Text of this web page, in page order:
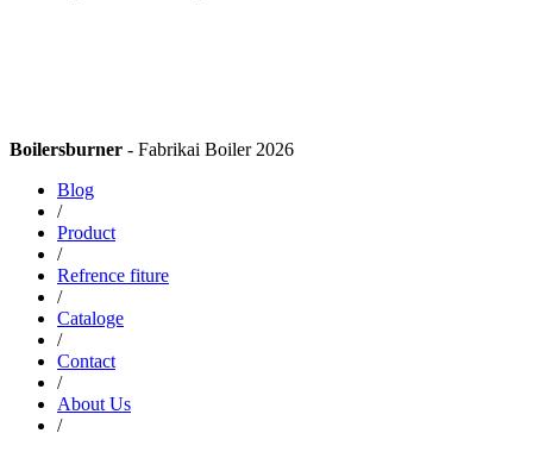
Boilersburner - Fabrikai Boiler 2026
Blog
/
Product
/
Refrence fiture
/
Cataloge
/
Contact
/
About Us
/